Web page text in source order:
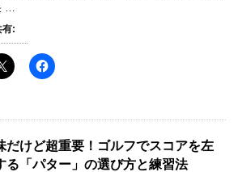
…
有:
だけど超重要！ゴルフでスコアを左
る「パター」の選び方と練習法